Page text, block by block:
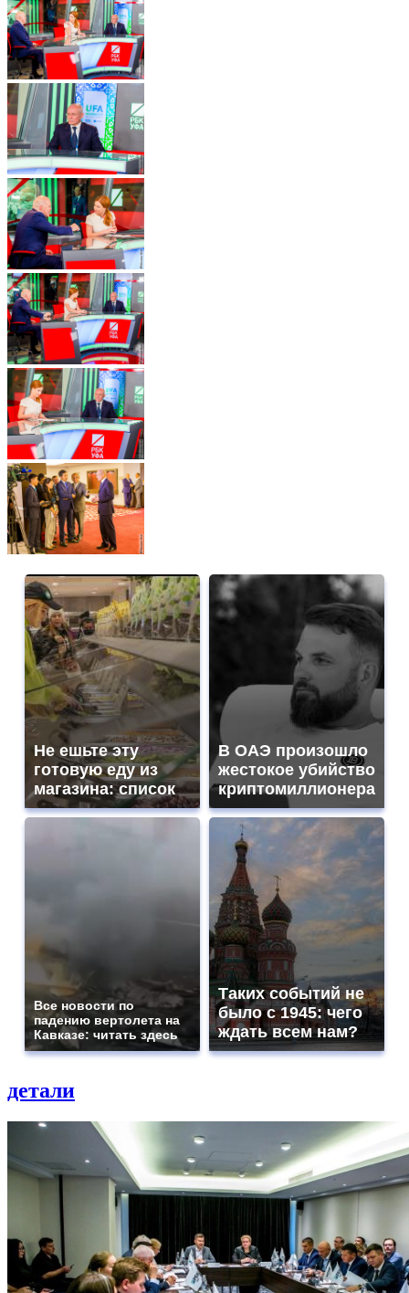
Не ешьте эту
готовую еду из
магазина: список
В ОАЭ произошло
жестокое убийство
криптомиллионера
Все новости по
падению вертолета на
Кавказе: читать здесь
Таких событий не
было с 1945: чего
ждать всем нам?
детали